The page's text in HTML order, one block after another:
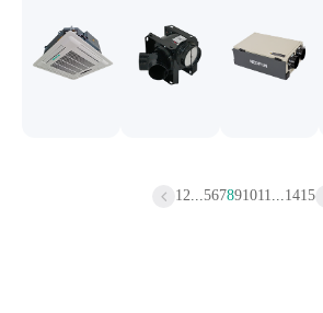
12...567891011...1415